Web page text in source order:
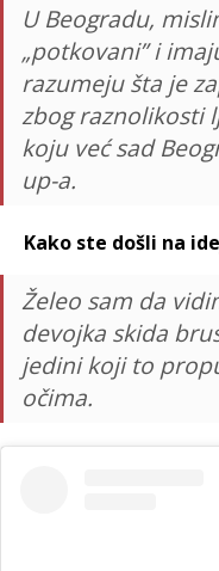
U Beogradu,
„potkovani” i
razumeju šta je
zbog raznolikosti
koju već sad
up-a.
Kako ste došli na
Želeo sam da
devojka skida
jedini koji to
očima.